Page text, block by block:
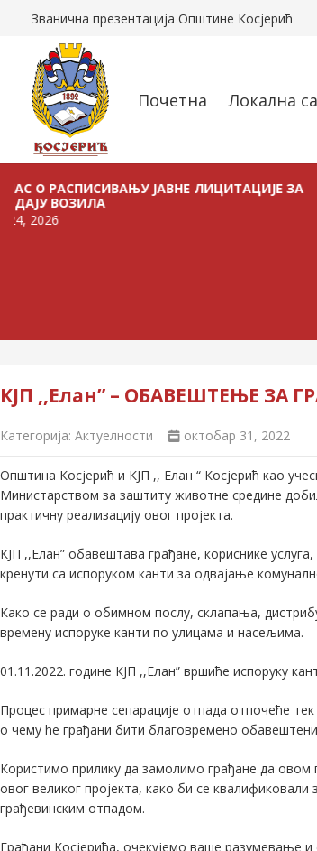
Званична презентација Општине Косјерић
Почетна Локална
ЈАВНЕ ЛИЦИТАЦИЈЕ ЗА
КЈП ,,Елан” – ОБАВЕШТЕЊЕ ЗА
Категорија: Актуелности октобар 31, 2022
Општина Косјерић и КЈП ,, Елан “ Косјерић као
Министарством за заштиту животне средине
практичну реализацију овог пројекта.
КЈП ,,Елан” обавештава грађане, кориснике
кренути са испоруком канти за одвајање
Како се ради о обимном послу, склапања,
времену испоруке канти по улицама и насељима.
01.11.2022. године КЈП ,,Елан” вршиће испоруку
Процес примарне сепарације отпада отпочеће
о чему ће грађани бити благовремено
Користимо прилику да замолимо грађане да овом
овог великог пројекта, како би се
грађевинским отпадом.
Грађани Косјерића, очекујемо ваше